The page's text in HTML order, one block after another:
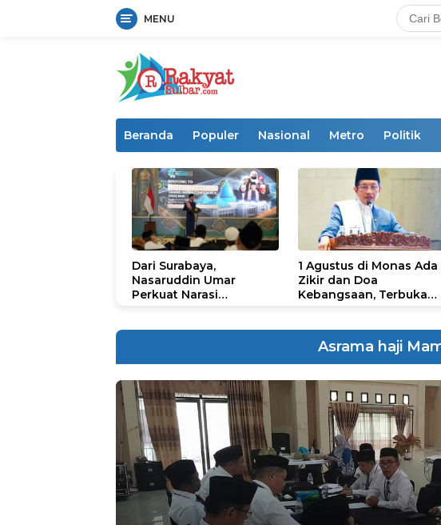
MENU
Beranda Populer Nasional Metro Politik
Dari Surabaya,
Nasaruddin Umar
Perkuat Narasi
1 Agustus di Monas Ada
Zikir dan Doa
Kebangsaan, Terbuka
Asrama haji